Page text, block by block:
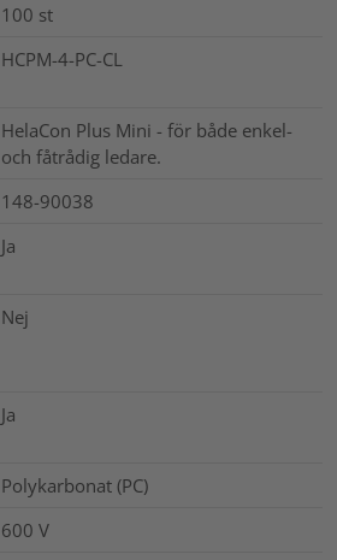
100 st
HCPM-4-PC-CL
HelaCon Plus Mini - för både enkel-
och fåtrådig ledare.
148-90038
Ja
Nej
Ja
Polykarbonat (PC)
600 V